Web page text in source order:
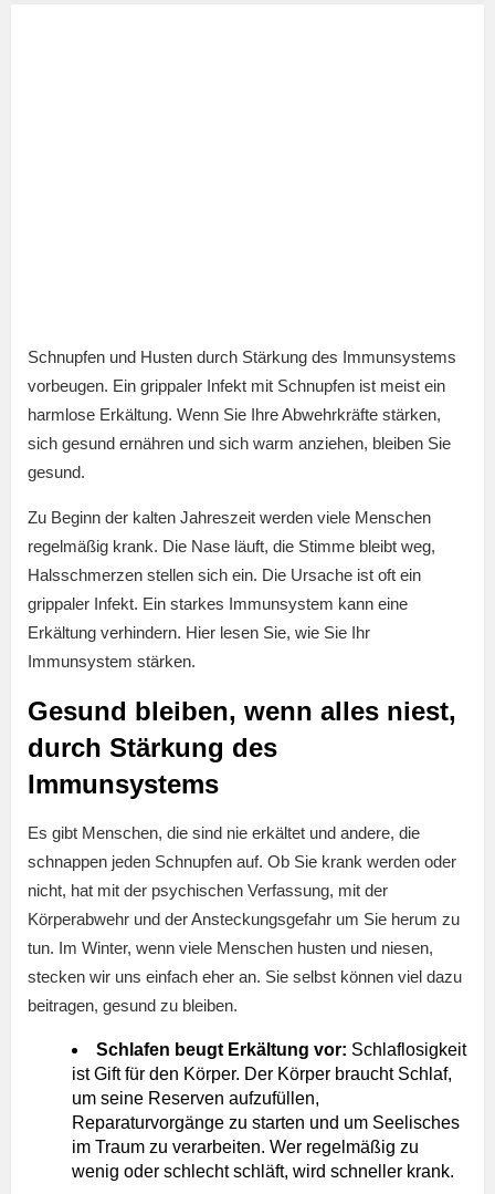
Schnupfen und Husten durch Stärkung des Immunsystems
vorbeugen. Ein grippaler Infekt mit Schnupfen ist meist ein
harmlose Erkältung. Wenn Sie Ihre Abwehrkräfte stärken,
sich gesund ernähren und sich warm anziehen, bleiben Sie
gesund.
Zu Beginn der kalten Jahreszeit werden viele Menschen
regelmäßig krank. Die Nase läuft, die Stimme bleibt weg,
Halsschmerzen stellen sich ein. Die Ursache ist oft ein
grippaler Infekt. Ein starkes Immunsystem kann eine
Erkältung verhindern. Hier lesen Sie, wie Sie Ihr
Immunsystem stärken.
Gesund bleiben, wenn alles niest,
durch Stärkung des
Immunsystems
Es gibt Menschen, die sind nie erkältet und andere, die
schnappen jeden Schnupfen auf. Ob Sie krank werden oder
nicht, hat mit der psychischen Verfassung, mit der
Körperabwehr und der Ansteckungsgefahr um Sie herum zu
tun. Im Winter, wenn viele Menschen husten und niesen,
stecken wir uns einfach eher an. Sie selbst können viel dazu
beitragen, gesund zu bleiben.
Schlafen beugt Erkältung vor: Schlaflosigkeit
ist Gift für den Körper. Der Körper braucht Schlaf,
um seine Reserven aufzufüllen,
Reparaturvorgänge zu starten und um Seelisches
im Traum zu verarbeiten. Wer regelmäßig zu
wenig oder schlecht schläft, wird schneller krank.